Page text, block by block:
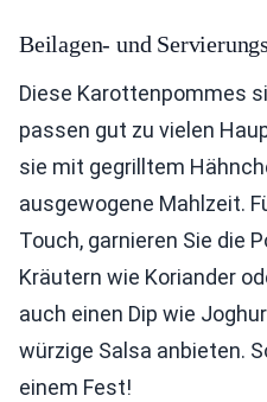
Beilagen- und
Diese Karottenpommes
passen gut zu vielen
sie mit gegrilltem
ausgewogene Mahlzeit.
Touch, garnieren Sie die
Kräutern wie Koriander
auch einen Dip wie
würzige Salsa anbieten.
einem Fest!